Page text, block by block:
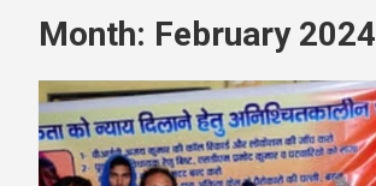
Month: February 2024